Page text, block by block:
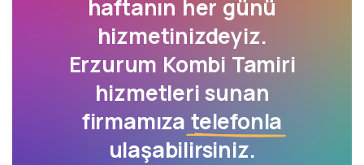
haftanın her günü
hizmetinizdeyiz.
Erzurum Kombi Tamiri
hizmetleri sunan
firmamıza telefonla
ulaşabilirsiniz.